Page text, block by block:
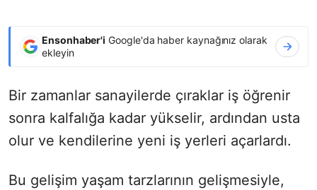
Ensonhaber'i Google'da haber kaynağınız olarak
ekleyin
Bir zamanlar sanayilerde çıraklar iş öğrenir
sonra kalfalığa kadar yükselir, ardından usta
olur ve kendilerine yeni iş yerleri açarlardı.
Bu gelişim yaşam tarzlarının gelişmesiyle,